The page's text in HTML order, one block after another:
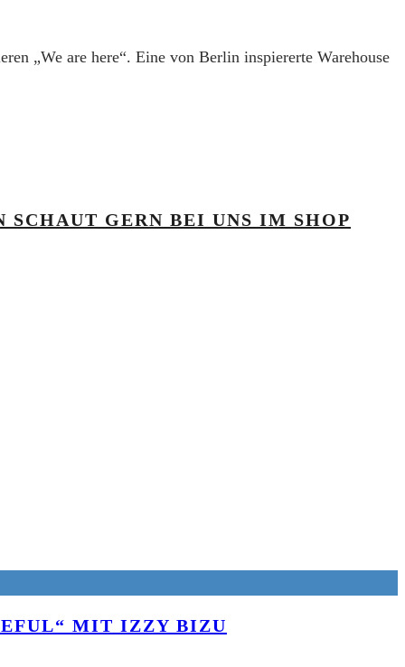
„We are here“. Eine von Berlin inspiererte Warehouse
SCHAUT GERN BEI UNS IM SHOP
MIT IZZY BIZU